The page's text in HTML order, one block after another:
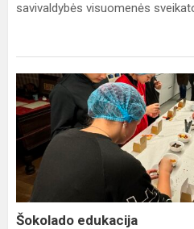
savivaldybės visuomenės
Šokolado
edukacija
Šokolado edukacija